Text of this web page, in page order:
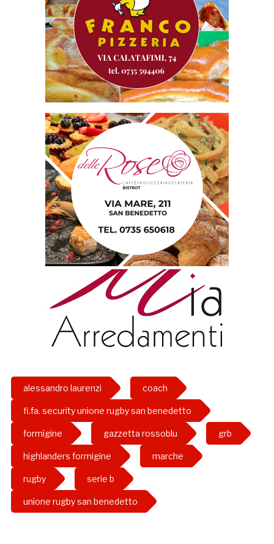
alessandro laurenzi coach
fi.fa. security unione rugby san benedetto
formigine gazzetta rossoblu grb
highlanders formigine marche
rugby serie b
unione rugby san benedetto